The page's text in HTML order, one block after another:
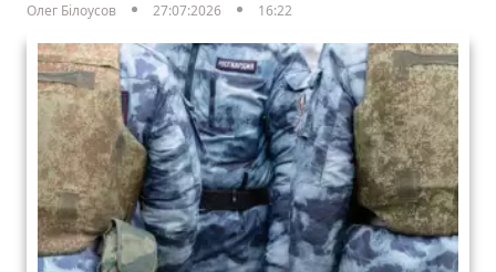
Олег Білоусов
27:07:2026 16:22